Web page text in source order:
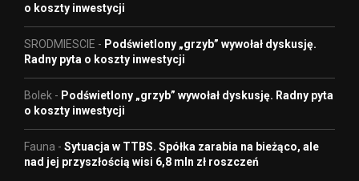
o koszty inwestycji
SRODMIESCIE - Podświetlony „grzyb” wywołał dyskusję.
Radny pyta o koszty inwestycji
Bolek - Podświetlony „grzyb” wywołał dyskusję. Radny pyta
o koszty inwestycji
Fauna - Sytuacja w TTBS. Spółka zarabia na bieżąco, ale
nad jej przyszłością wisi 6,8 mln zł roszczeń